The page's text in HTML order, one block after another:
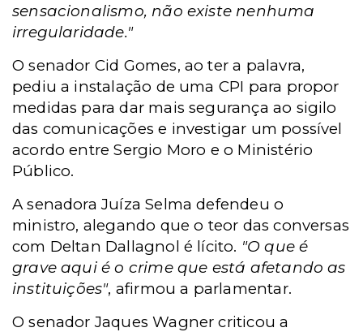
sensacionalismo, não existe nenhuma
irregularidade."
O senador Cid Gomes, ao ter a palavra,
pediu a instalação de uma CPI para propor
medidas para dar mais segurança ao sigilo
das comunicações e investigar um possível
acordo entre Sergio Moro e o Ministério
Público.
A senadora Juíza Selma defendeu o
ministro, alegando que o teor das conversas
com Deltan Dallagnol é lícito. "O que é
grave aqui é o crime que está afetando as
instituições", afirmou a parlamentar.
O senador Jaques Wagner criticou a